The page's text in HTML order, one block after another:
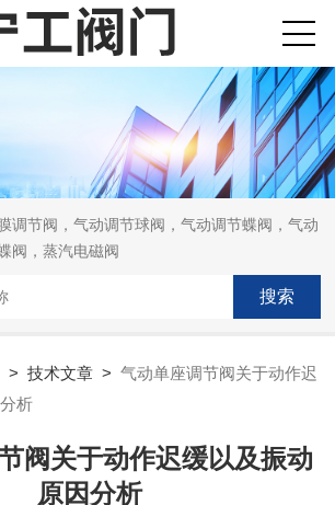
调节阀，气动调节球阀，气动调节蝶阀，气动
阀，蒸汽电磁阀
>技术文章 >气动单座调节阀关于动作迟
析
阀关于动作迟缓以及振动
原因分析